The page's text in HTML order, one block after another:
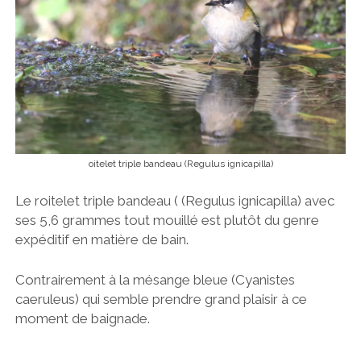
oitelet triple bandeau (Regulus ignicapilla)
Le roitelet triple bandeau ( (Regulus ignicapilla) avec
ses 5,6 grammes tout mouillé est plutôt du genre
expéditif en matière de bain.
Contrairement à la mésange bleue (Cyanistes
caeruleus) qui semble prendre grand plaisir à ce
moment de baignade.